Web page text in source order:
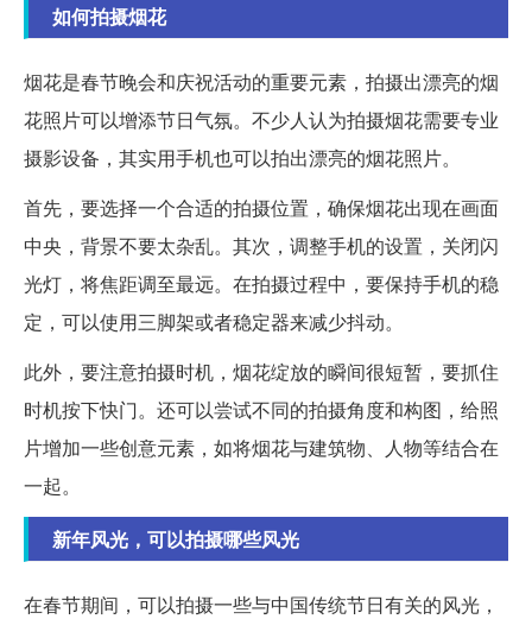
如何拍摄烟花
烟花是春节晚会和庆祝活动的重要元素，拍摄出漂亮的烟
花照片可以增添节日气氛。不少人认为拍摄烟花需要专业
摄影设备，其实用手机也可以拍出漂亮的烟花照片。
首先，要选择一个合适的拍摄位置，确保烟花出现在画面
中央，背景不要太杂乱。其次，调整手机的设置，关闭闪
光灯，将焦距调至最远。在拍摄过程中，要保持手机的稳
定，可以使用三脚架或者稳定器来减少抖动。
此外，要注意拍摄时机，烟花绽放的瞬间很短暂，要抓住
时机按下快门。还可以尝试不同的拍摄角度和构图，给照
片增加一些创意元素，如将烟花与建筑物、人物等结合在
一起。
新年风光，可以拍摄哪些风光
在春节期间，可以拍摄一些与中国传统节日有关的风光，